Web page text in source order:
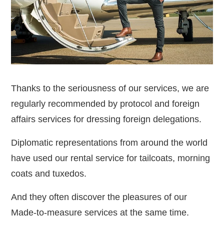
Thanks to the seriousness of our services, we are
regularly recommended by protocol and foreign
affairs services for dressing foreign delegations.
Diplomatic representations from around the world
have used our rental service for tailcoats, morning
coats and tuxedos.
And they often discover the pleasures of our
Made-to-measure services at the same time.